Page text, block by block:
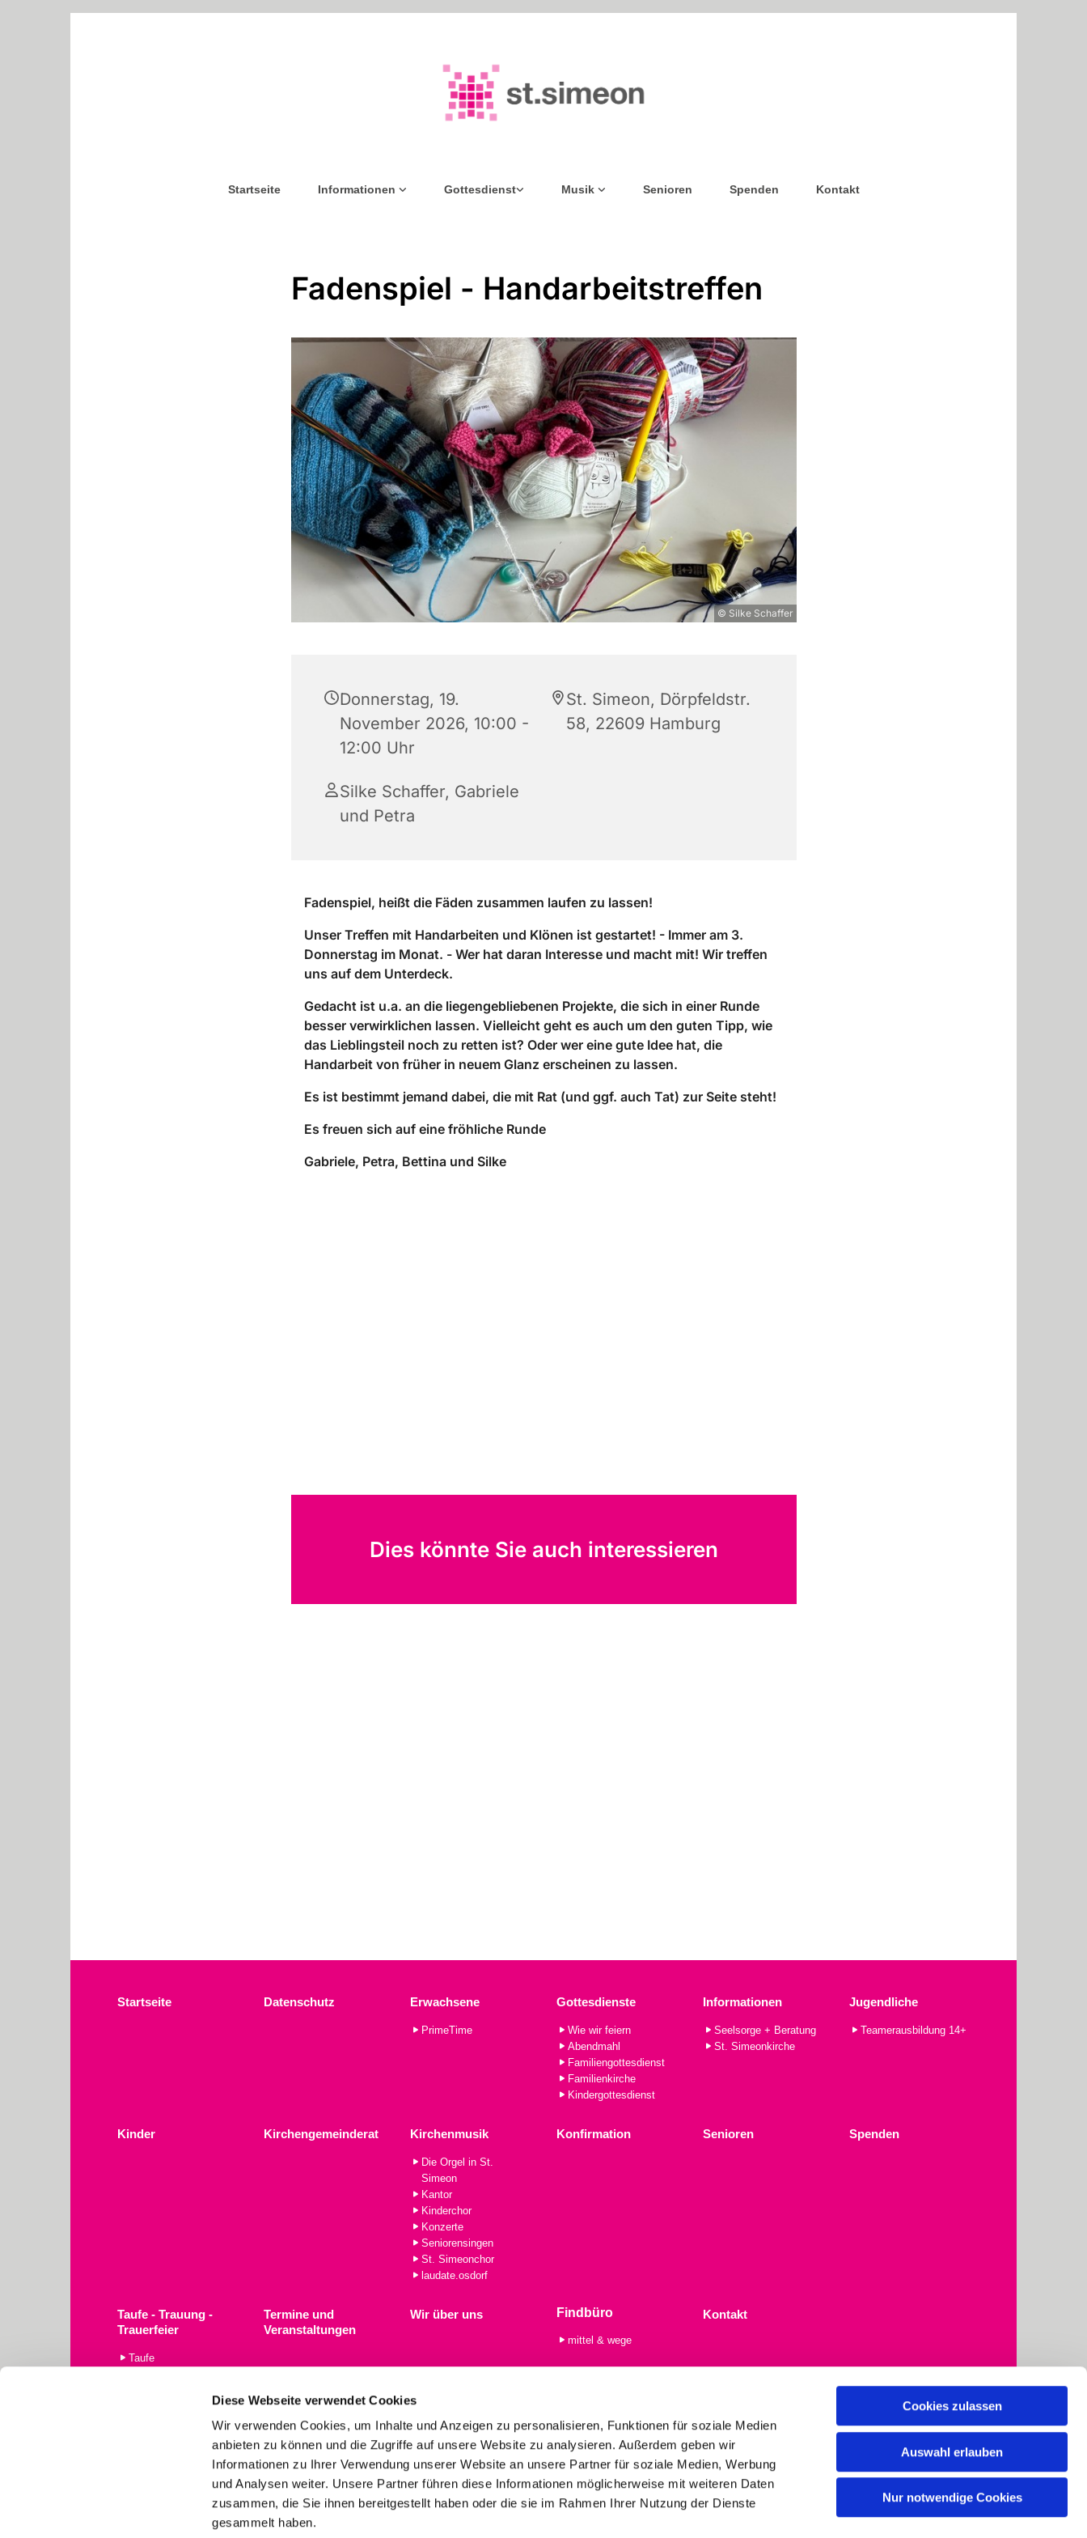
Diese Webseite verwendet Cookies
Wir verwenden Cookies, um Inhalte und Anzeigen zu personalisieren, Funktionen für soziale Medien
anbieten zu können und die Zugriffe auf unsere Website zu analysieren. Außerdem geben wir
Informationen zu Ihrer Verwendung unserer Website an unsere Partner für soziale Medien, Werbung
und Analysen weiter. Unsere Partner führen diese Informationen möglicherweise mit weiteren Daten
zusammen, die Sie ihnen bereitgestellt haben oder die sie im Rahmen Ihrer Nutzung der Dienste
gesammelt haben.
Cookies zulassen
Auswahl erlauben
Nur notwendige Cookies
Startseite Informationen Gottesdienst Musik Senioren Spenden Kontakt
Fadenspiel - Handarbeitstreffen
© Silke Schaffer
Donnerstag, 19.
November 2026, 10:00 -
12:00 Uhr
St. Simeon, Dörpfeldstr.
58, 22609 Hamburg
Silke Schaffer, Gabriele
und Petra
Fadenspiel, heißt die Fäden zusammen laufen zu lassen!
Unser Treffen mit Handarbeiten und Klönen ist gestartet! - Immer am 3.
Donnerstag im Monat. - Wer hat daran Interesse und macht mit! Wir treffen
uns auf dem Unterdeck.
Gedacht ist u.a. an die liegengebliebenen Projekte, die sich in einer Runde
besser verwirklichen lassen. Vielleicht geht es auch um den guten Tipp, wie
das Lieblingsteil noch zu retten ist? Oder wer eine gute Idee hat, die
Handarbeit von früher in neuem Glanz erscheinen zu lassen.
Es ist bestimmt jemand dabei, die mit Rat (und ggf. auch Tat) zur Seite steht!
Es freuen sich auf eine fröhliche Runde
Gabriele, Petra, Bettina und Silke
Dies könnte Sie auch interessieren
Startseite Datenschutz Erwachsene
PrimeTime
Gottesdienste
Wie wir feiern
Abendmahl
Familiengottesdienst
Familienkirche
Kindergottesdienst
Informationen
Seelsorge + Beratung
St. Simeonkirche
Jugendliche
Teamerausbildung 14+
Kinder Kirchengemeinderat Kirchenmusik
Die Orgel in St.
Simeon
Kantor
Kinderchor
Konzerte
Seniorensingen
St. Simeonchor
laudate.osdorf
Konfirmation Senioren Spenden
Taufe - Trauung -
Trauerfeier
Taufe
Termine und
Veranstaltungen
Wir über uns Findbüro
mittel & wege
Kontakt
Ev.-Luth. Kirchengemeinde St. Simeon Alt Osdorf · Dörpfeldstr. 58, 22609 Hamburg(040) 80 12 05kirchenbuero@st-simeon-osdorf.de
Kontaktinformationen
Cookie-Richtlinie Impressum